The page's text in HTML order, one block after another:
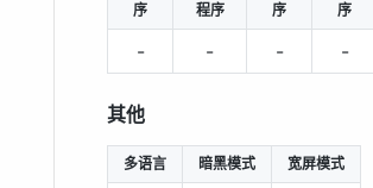
序
程序
序
序
- - - -
其他
多语言 暗黑模式 宽屏模式